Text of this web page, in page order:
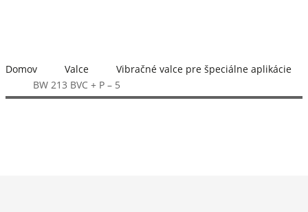
Domov Valce
Vibračné valce pre špeciálne aplikácie
BW 213 BVC + P – 5